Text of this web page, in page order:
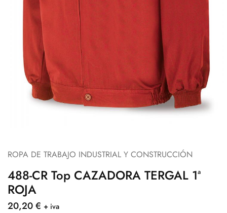
ROPA DE TRABAJO INDUSTRIAL Y CONSTRUCCIÓN
488-CR Top CAZADORA TERGAL 1ª
ROJA
20,20€ + iva